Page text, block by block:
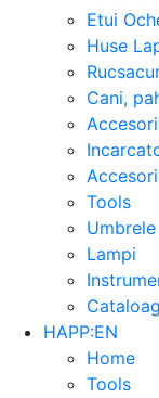
Etui
Huse
Cani,
Tools
Umbrele
Lampi
HAPP:EN
Home
Tools